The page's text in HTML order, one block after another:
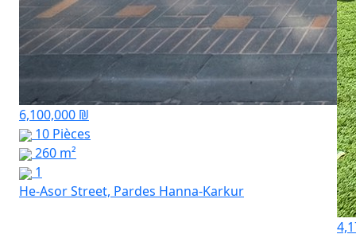
6,100,000 ₪
10 Pièces
260 m²
1
He-Asor Street, Pardes Hanna-Karkur